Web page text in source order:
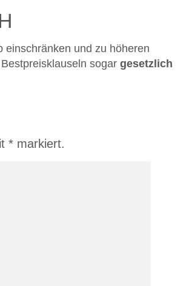
einschränken und zu höheren
sogar gesetzlich
* markiert.